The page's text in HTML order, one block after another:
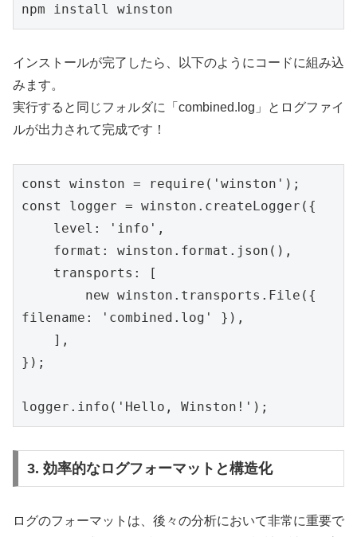
npm install winston
インストールが完了したら、以下のようにコードに組み込
みます。
実行すると同じフォルダに「combined.log」とログファイ
ルが出力されて完成です！
const winston = require('winston');
const logger = winston.createLogger({
    level: 'info',
    format: winston.format.json(),
    transports: [
filename: 'combined.log' }),
    ],
});
logger.info('Hello, Winston!');
3. 効率的なログフォーマットと構造化
ログのフォーマットは、後々の分析において非常に重要で